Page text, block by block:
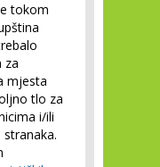
tokom
za
mjesta
tlo za
i/ili